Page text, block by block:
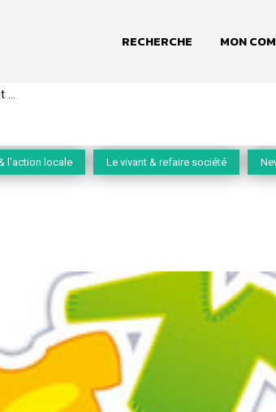
RECHERCHE MON
alliées du vivant
l'action locale Le vivant & refaire société